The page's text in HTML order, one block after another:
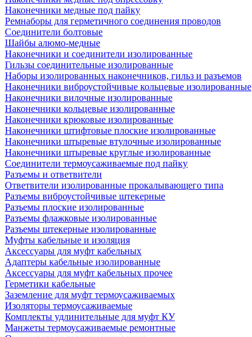
Наконечники медные под пайку
Ремнаборы для герметичного соединения проводов
Соединители болтовые
Шайбы алюмо-медные
Наконечники и соединители изолированные
Гильзы соединительные изолированные
Наборы изолированных наконечников, гильз и разъемов
Наконечники виброустойчивые кольцевые изолированные
Наконечники вилочные изолированные
Наконечники кольцевые изолированные
Наконечники крюковые изолированные
Наконечники штифтовые плоские изолированные
Наконечники штыревые втулочные изолированные
Наконечники штыревые круглые изолированные
Соединители термоусаживаемые под пайку
Разъемы и ответвители
Ответвители изолированные прокалывающего типа
Разъемы виброустойчивые штекерные
Разъемы плоские изолированные
Разъемы флажковые изолированные
Разъемы штекерные изолированные
Муфты кабельные и изоляция
Аксессуары для муфт кабельных
Адаптеры кабельные изолированные
Аксессуары для муфт кабельных прочее
Герметики кабельные
Заземление для муфт термоусаживаемых
Изоляторы термоусаживаемые
Комплекты удлинительные для муфт КУ
Манжеты термоусаживаемые ремонтные